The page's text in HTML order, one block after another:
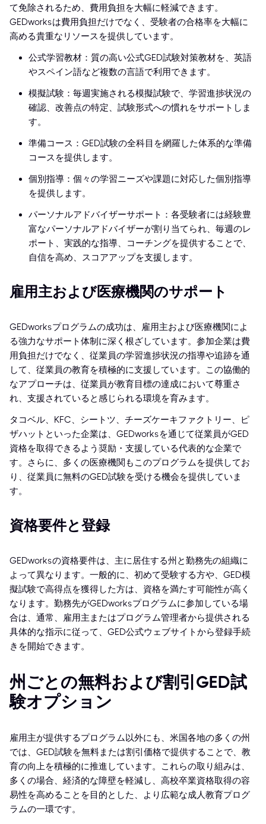
て免除されるため、費用負担を大幅に軽減できます。
GEDworksは費用負担だけでなく、受験者の合格率を大幅に
高める貴重なリソースを提供しています。
公式学習教材：質の高い公式GED試験対策教材を、英語
やスペイン語など複数の言語で利用できます。
模擬試験：毎週実施される模擬試験で、学習進捗状況の
確認、改善点の特定、試験形式への慣れをサポートしま
す。
準備コース：GED試験の全科目を網羅した体系的な準備
コースを提供します。
個別指導：個々の学習ニーズや課題に対応した個別指導
を提供します。
パーソナルアドバイザーサポート：各受験者には経験豊
富なパーソナルアドバイザーが割り当てられ、毎週のレ
ポート、実践的な指導、コーチングを提供することで、
自信を高め、スコアアップを支援します。
雇用主および医療機関のサポート
GEDworksプログラムの成功は、雇用主および医療機関によ
る強力なサポート体制に深く根ざしています。参加企業は費
用負担だけでなく、従業員の学習進捗状況の指導や追跡を通
して、従業員の教育を積極的に支援しています。この協働的
なアプローチは、従業員が教育目標の達成において尊重さ
れ、支援されていると感じられる環境を育みます。
タコベル、KFC、シートツ、チーズケーキファクトリー、ピ
ザハットといった企業は、GEDworksを通じて従業員がGED
資格を取得できるよう奨励・支援している代表的な企業で
す。さらに、多くの医療機関もこのプログラムを提供してお
り、従業員に無料のGED試験を受ける機会を提供していま
す。
資格要件と登録
GEDworksの資格要件は、主に居住する州と勤務先の組織に
よって異なります。一般的に、初めて受験する方や、GED模
擬試験で高得点を獲得した方は、資格を満たす可能性が高く
なります。勤務先がGEDworksプログラムに参加している場
合は、通常、雇用主またはプログラム管理者から提供される
具体的な指示に従って、GED公式ウェブサイトから登録手続
きを開始できます。
州ごとの無料および割引GED試
験オプション
雇用主が提供するプログラム以外にも、米国各地の多くの州
では、GED試験を無料または割引価格で提供することで、教
育の向上を積極的に推進しています。これらの取り組みは、
多くの場合、経済的な障壁を軽減し、高校卒業資格取得の容
易性を高めることを目的とした、より広範な成人教育プログ
ラムの一環です。